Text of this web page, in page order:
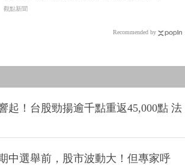
低收入戶也能辦
觀點新聞
Recommended by
起！台股勁揚逾千點重返45,000點 法
中選舉前，股市波動大！但專家呼